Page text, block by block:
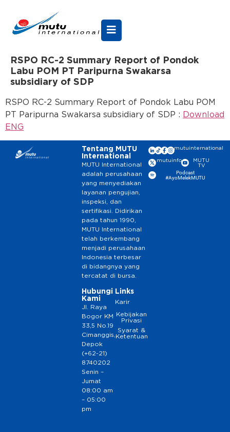
RSPO RC-2 Summary Report of Pondok
Labu POM PT Paripurna Swakarsa
subsidiary of SDP
RSPO RC-2 Summary Report of Pondok Labu POM
PT Paripurna Swakarsa subsidiary of SDP : Download
ENG
Tentang MUTU
International
MUTU International
adalah perusahaan
yang menyediakan
layanan pengujian,
inspeksi, dan
sertifikasi. Didirikan
pada tahun 1990,
MUTU International
telah berkembang
menjadi perusahaan
Indonesia terbesar
di bidangnya yang
tercatat di bursa.
Hubungi
Kami
Jl. Raya
Bogor KM
33,5 No.19
Cimanggis,
Depok
(+62-21)
8740202
Senin –
Jumat
08:00 am
– 05:00
pm
Links
Karir
Kebijakan
Privasi
Syarat &
Ketentuan
mutuinternational
mutuinfo
MUTU
TV
Podcast
#AyoMelekMUTU